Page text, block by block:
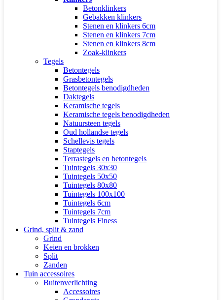
Betonklinkers
Gebakken klinkers
Stenen en klinkers 6cm
Stenen en klinkers 7cm
Stenen en klinkers 8cm
Zoak-klinkers
Tegels
Betontegels
Grasbetontegels
Betontegels benodigdheden
Daktegels
Keramische tegels
Keramische tegels benodigdheden
Natuursteen tegels
Oud hollandse tegels
Schellevis tegels
Staptegels
Terrastegels en betontegels
Tuintegels 30x30
Tuintegels 50x50
Tuintegels 80x80
Tuintegels 100x100
Tuintegels 6cm
Tuintegels 7cm
Tuintegels Finess
Grind, split & zand
Grind
Keien en brokken
Split
Zanden
Tuin accessoires
Buitenverlichting
Accessoires